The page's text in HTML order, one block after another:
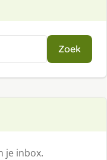
Zoek
je inbox.